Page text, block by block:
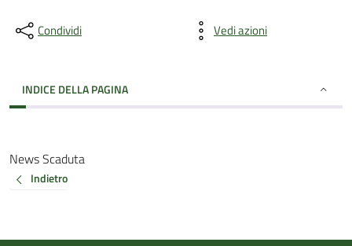
Condividi Vedi azioni
INDICE DELLA PAGINA
News Scaduta
Indietro